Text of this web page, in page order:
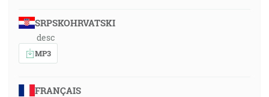
SRPSKOHRVATSKI
desc
MP3
FRANÇAIS